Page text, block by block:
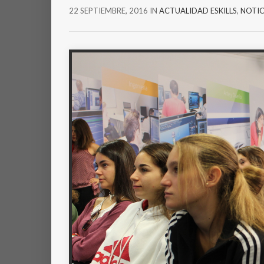
22 SEPTIEMBRE, 2016 IN ACTUALIDAD ESKILLS,